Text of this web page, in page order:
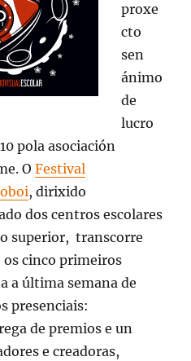
proxe
cto
sen
ánimo
de
lucro
pola asociación
O Festival
, dirixido
dos centros escolares
superior, transcorre
cinco primeiros
a última semana de
presenciais:
de premios e un
e creadoras,